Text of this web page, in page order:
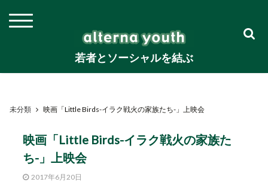
若者とソーシャルを結ぶ
未分類 映画「Little Birds-イラク戦火の家族たち-」上映会
映画「Little Birds-イラク戦火の家族た
ち-」上映会
2017年6月20日